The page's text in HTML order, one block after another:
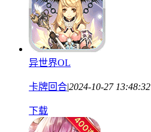
异世界OL
卡牌回合|2024-10-27 13:48:32
下载